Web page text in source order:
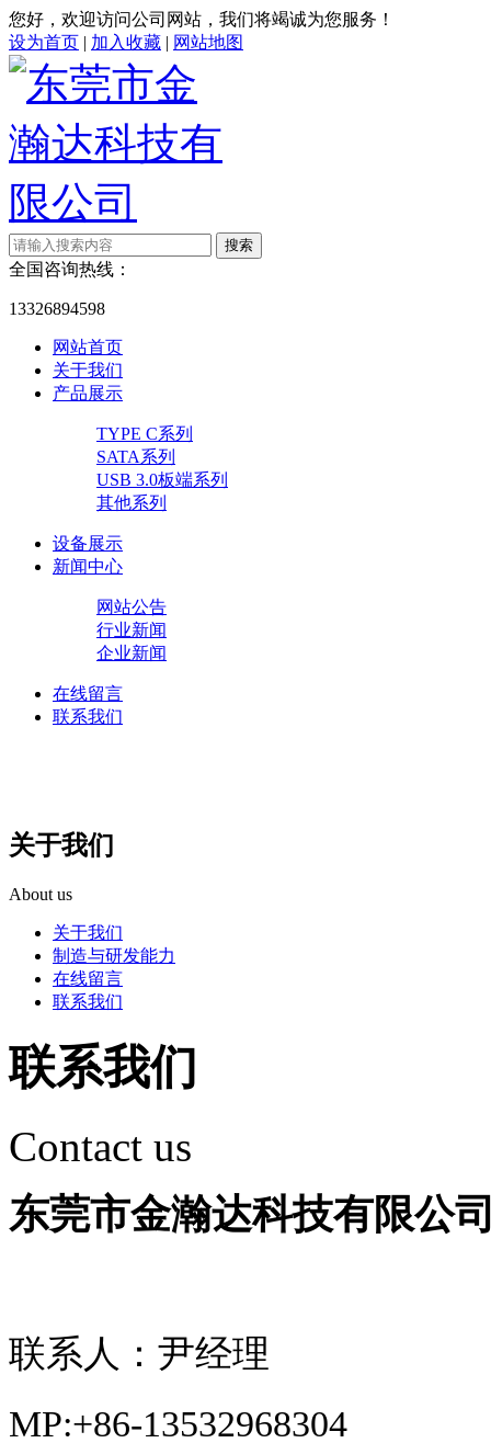
您好，欢迎访问公司网站，我们将竭诚为您服务！
设为首页 | 加入收藏 | 网站地图
全国咨询热线：
13326894598
网站首页
关于我们
产品展示
TYPE C系列
SATA系列
USB 3.0板端系列
其他系列
设备展示
新闻中心
网站公告
行业新闻
企业新闻
在线留言
联系我们
关于我们
About us
关于我们
制造与研发能力
在线留言
联系我们
联系我们
Contact us
东莞市金瀚达科技有限公
联系人：尹经理
MP:+86-13532968304